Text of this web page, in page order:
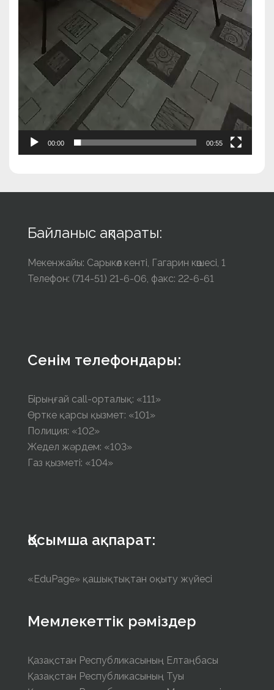
00:00 00:55
Байланыс ақпараты:
Мекенжайы: Сарыкөл кенті, Гагарин көшесі, 1
Телефон: (714-51) 21-6-06, факс: 22-6-61
Сенім телефондары:
Бірыңғай call-орталық: «111»
Өртке қарсы қызмет: «101»
Полиция: «102»
Жедел жәрдем: «103»
Газ қызметі: «104»
Қосымша ақпарат:
«EduPage» қашықтықтан оқыту жүйесі
Мемлекеттік рәміздер
Қазақстан Республикасының Елтаңбасы
Қазақстан Республикасының Туы